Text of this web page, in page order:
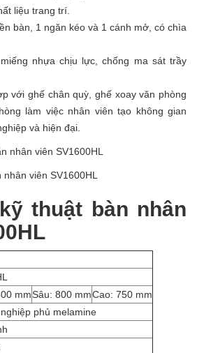
liệu trang trí.
bàn, 1 ngăn kéo và 1 cánh mở, có chìa
nhựa chịu lực, chống ma sát trầy
với ghế chân quỳ, ghế xoay văn phòng
làm việc nhân viên tạo không gian
và hiện đại.
nhân viên SV1600HL
thuật bàn nhân
mmSâu: 800 mmCao: 750 mm
phủ melamine